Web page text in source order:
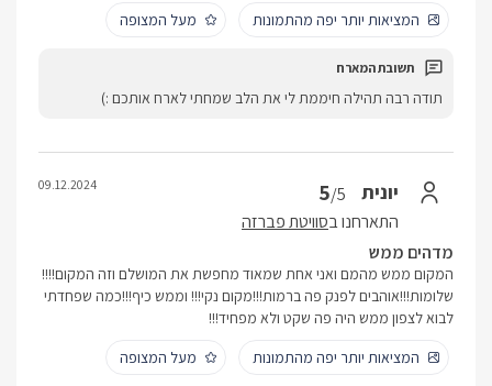
המציאות יותר יפה מהתמונות
מעל המצופה
תודה רבה תהילה חיממת לי את הלב שמחתי לארח אותכם :)
יונית 5/5
התארחנו בסוויטת פברזה
09.12.2024
מדהים ממש
המקום ממש מהמם ואני אחת שמאוד מחפשת את המושלם וזה המקום!!!!
שלומות!!!אוהבים לפנק פה ברמות!!!מקום נקי!!! וממש כיף!!!כמה שפחדתי
לבוא לצפון ממש היה פה שקט ולא מפחיד!!!
המציאות יותר יפה מהתמונות
מעל המצופה